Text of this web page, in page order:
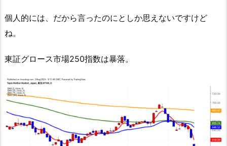
個人的には、だから言ったのにとしか思えないですけど
ね。
東証グロース市場250指数は暴落。